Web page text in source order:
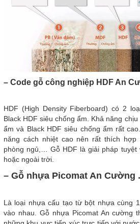
– Code gỗ công nghiệp HDF An
HDF (High Density Fiberboard) có 2
Black HDF siêu chống ẩm. Khả năng
ẩm và Black HDF siêu chống ẩm rất
năng cách nhiệt cao nên rất thích hợp
phòng ngủ,… Gỗ HDF là giải pháp tuyệt
hoặc ngoài trời.
– Gỗ nhựa Picomat An Cường .
Là loại nhựa cấu tạo từ bột nhựa cùng
vào nhau. Gỗ nhựa Picomat An cường